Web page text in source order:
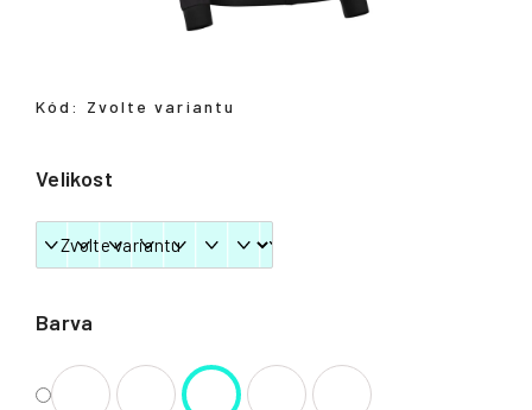
Barva
Velikost
Kód: Zvolte variantu